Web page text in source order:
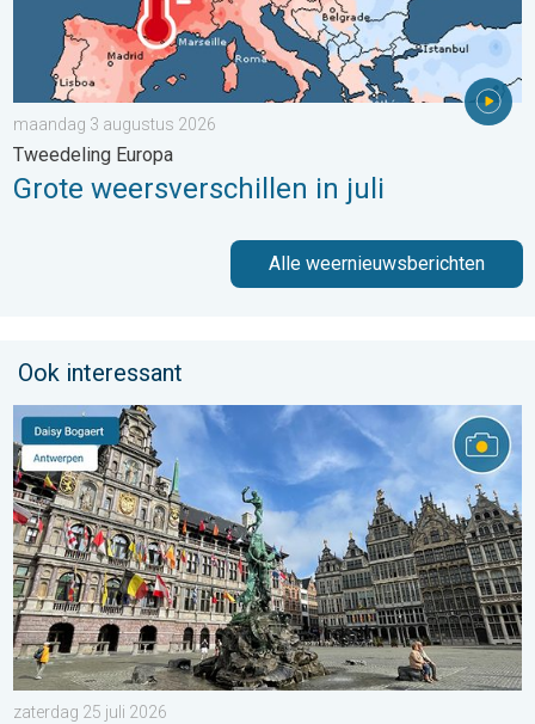
maandag 3 augustus 2026
Tweedeling Europa
Grote weersverschillen in juli
Alle weernieuwsberichten
Ook interessant
Stuur jouw weerfoto van de week!. Weer&Radar uploader. . .
zaterdag 25 juli 2026